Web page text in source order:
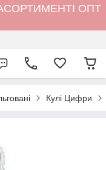
ОПТ
Кулі Цифри